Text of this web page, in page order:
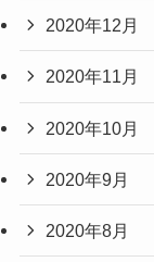
2020年12月
2020年11月
2020年10月
2020年9月
2020年8月